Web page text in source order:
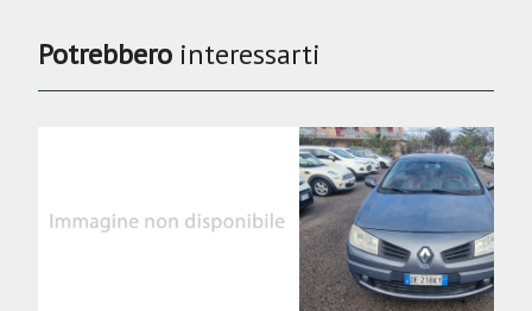
Potrebbero interessarti